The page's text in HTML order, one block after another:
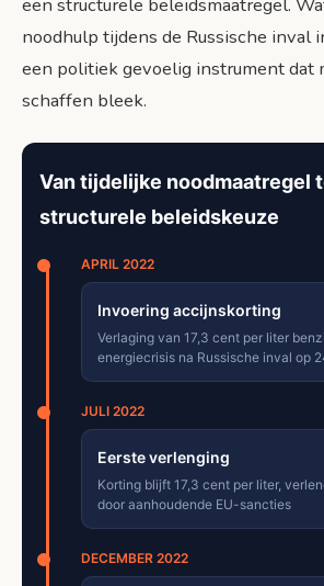
een structurele beleidsmaatregel.
noodhulp tijdens de Russische inval
een politiek gevoelig instrument dat
schaffen bleek.
Van tijdelijke noodmaatregel
structurele beleidskeuze
APRIL 2022
Invoering accijnskorting
Verlaging van 17,3 cent per liter
energiecrisis na Russische inval op
JULI 2022
Eerste verlenging
Korting blijft 17,3 cent per liter,
door aanhoudende EU-sancties
DECEMBER 2022